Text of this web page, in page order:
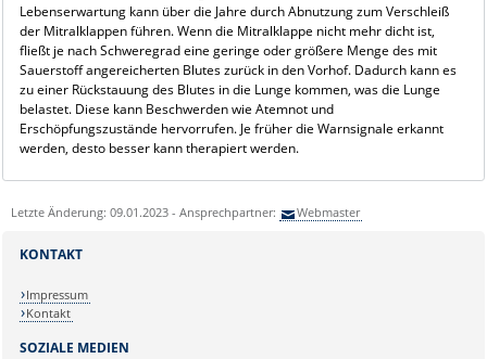
Lebenserwartung kann über die Jahre durch Abnutzung zum Verschleiß
der Mitralklappen führen. Wenn die Mitralklappe nicht mehr dicht ist,
fließt je nach Schweregrad eine geringe oder größere Menge des mit
Sauerstoff angereicherten Blutes zurück in den Vorhof. Dadurch kann es
zu einer Rückstauung des Blutes in die Lunge kommen, was die Lunge
belastet. Diese kann Beschwerden wie Atemnot und
Erschöpfungszustände hervorrufen. Je früher die Warnsignale erkannt
werden, desto besser kann therapiert werden.
Letzte Änderung: 09.01.2023 - Ansprechpartner: Webmaster
SOZIALE MEDIEN
KONTAKT
Impressum
Kontakt